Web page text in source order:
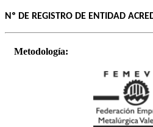
Nº DE REGISTRO DE ENTIDAD
Metodología: